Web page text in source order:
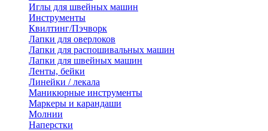
Иглы для швейных машин
Инструменты
Квилтинг/Пэчворк
Лапки для оверлоков
Лапки для распошивальных машин
Лапки для швейных машин
Ленты, бейки
Линейки / лекала
Маникюрные инструменты
Маркеры и карандаши
Молнии
Наперстки